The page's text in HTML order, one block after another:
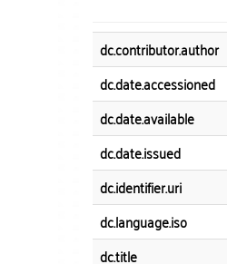
dc.contributor.author
dc.date.accessioned
dc.date.available
dc.date.issued
dc.identifier.uri
dc.language.iso
dc.title